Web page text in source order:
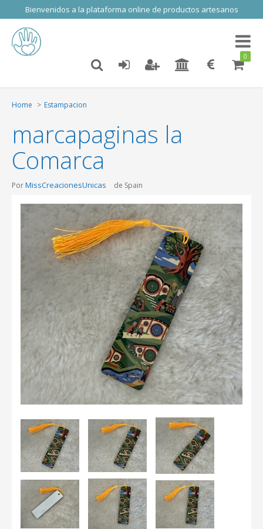
Bienvenidos a la plataforma online de productos artesanos
Toggle
0
Home Estampacion
marcapaginas la
Comarca
PorMissCreacionesUnicas de Spain